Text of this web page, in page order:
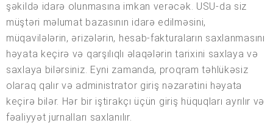
şəkildə idarə olunmasına imkan verəcək. USU-da siz
müştəri məlumat bazasının idarə edilməsini,
müqavilələrin, ərizələrin, hesab-fakturaların saxlanmasını
həyata keçirə və qarşılıqlı əlaqələrin tarixini saxlaya və
saxlaya bilərsiniz. Eyni zamanda, proqram təhlükəsiz
olaraq qalır və administrator giriş nəzarətini həyata
keçirə bilər. Hər bir iştirakçı üçün giriş hüquqları ayrılır və
fəaliyyət jurnalları saxlanılır.